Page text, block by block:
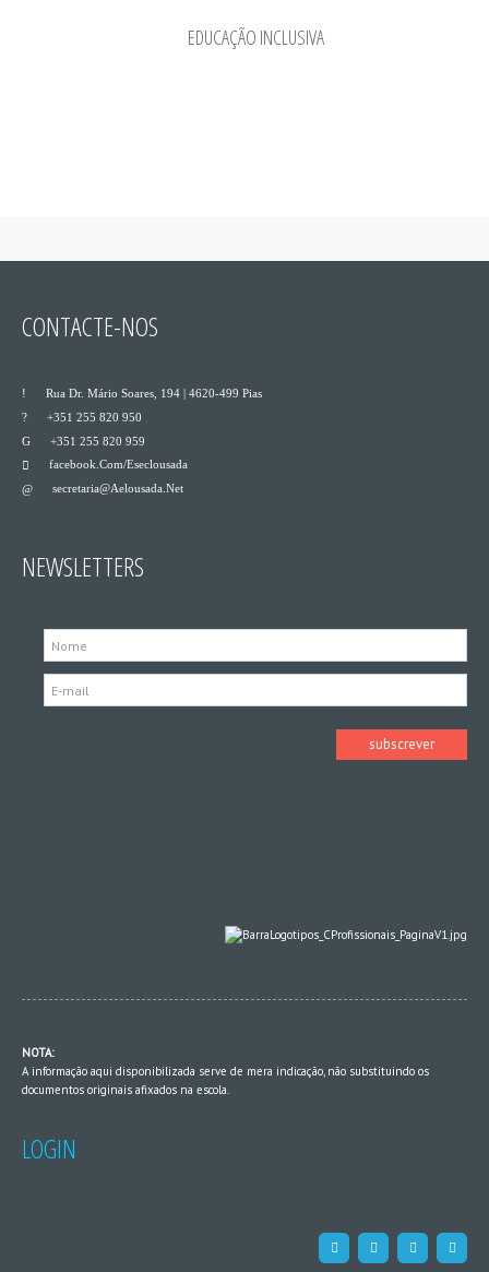
EDUCAÇÃO INCLUSIVA
CONTACTE-NOS
Rua Dr. Mário Soares, 194 | 4620-499 Pias
+351 255 820 950
+351 255 820 959
Facebook.com/eseclousada
Secretaria@aelousada.net
NEWSLETTERS
NOTA:
A informação aqui disponibilizada serve de mera indicação, não substituindo os
documentos originais afixados na escola.
LOGIN